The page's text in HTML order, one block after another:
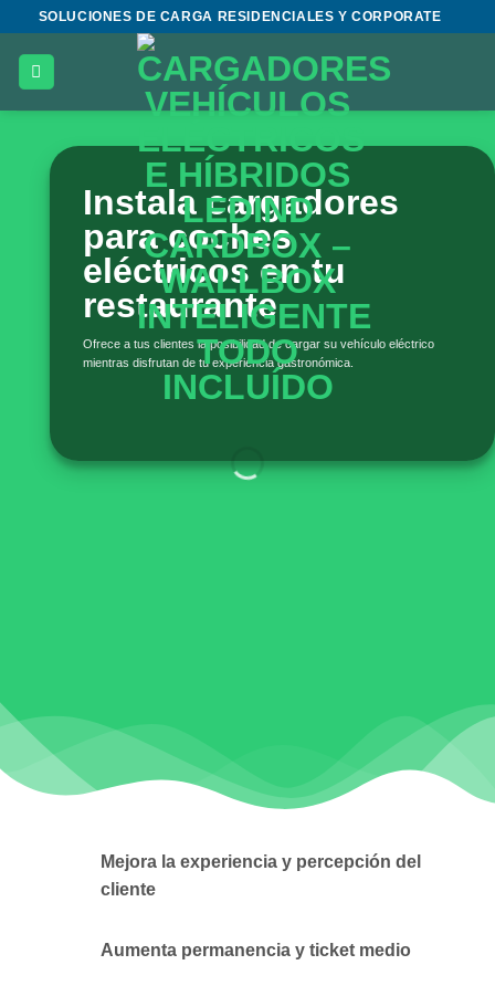
Saltar
contenido
SOLUCIONES DE CARGA RESIDENCIALES Y CORPORATE
Instala cargadores
para coches
eléctricos en tu
restaurante
Ofrece a tus clientes la posibilidad de cargar su vehículo eléctrico
mientras disfrutan de tu experiencia gastronómica.
Mejora la experiencia y percepción del
cliente
Aumenta permanencia y ticket medio